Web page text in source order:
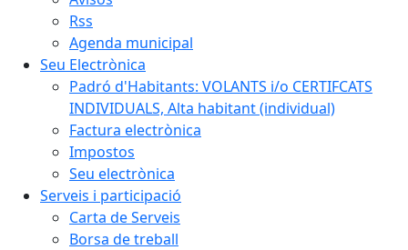
Rss
Agenda municipal
Seu Electrònica
Padró d'Habitants: VOLANTS i/o CERTIFCATS
INDIVIDUALS, Alta habitant (individual)
Factura electrònica
Impostos
Seu electrònica
Serveis i participació
Carta de Serveis
Borsa de treball